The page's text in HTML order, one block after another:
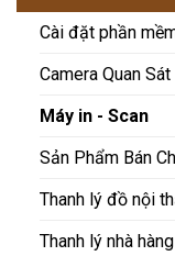
Cài đặt phần
Camera Quan Sát
Máy in - Scan
Sản Phẩm Bán
Thanh lý đồ nội
Thanh lý nhà